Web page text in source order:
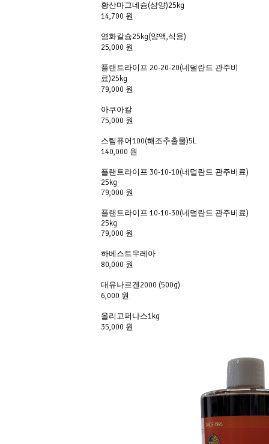
황산마그네슘(삼양)25kg
14,700 원
염화칼슘25kg(양액,식용)
25,000 원
플랜트라이프 20-20-20(네덜란드 관주비
료)25kg
79,000 원
아쿠아칼
75,000 원
스팀퓨어100(해조추출물)5L
140,000 원
플랜트라이프 30-10-10(네덜란드 관주비료)
25kg
79,000 원
플랜트라이프 10-10-30(네덜란드 관주비료)
25kg
79,000 원
하베스트우레아
80,000 원
대유나르겐2000 (500g)
6,000 원
올리고퍼나스1kg
35,000 원